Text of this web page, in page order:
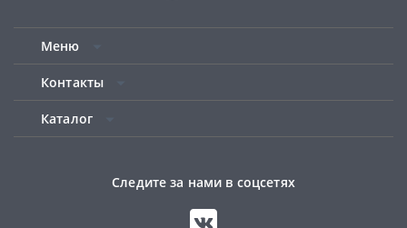
Меню
Контакты
Каталог
Следите за нами в соцсетях